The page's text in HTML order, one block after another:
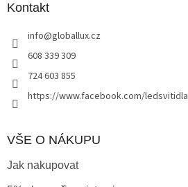
Kontakt
info@globallux.cz
608 339 309
724 603 855
https://www.facebook.com/ledsvitidla
VŠE O NÁKUPU
Jak nakupovat